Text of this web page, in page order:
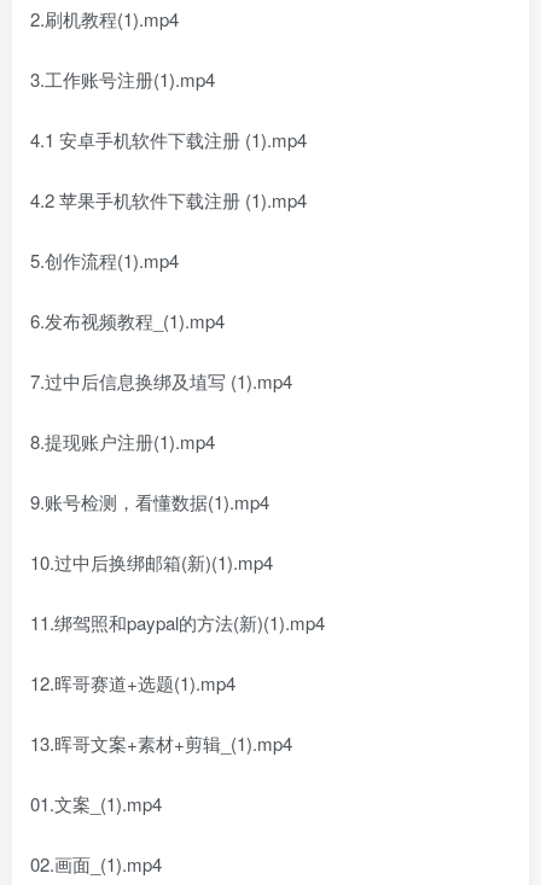
2.刷机教程(1).mp4
3.工作账号注册(1).mp4
4.1 安卓手机软件下载注册 (1).mp4
4.2 苹果手机软件下载注册 (1).mp4
5.创作流程(1).mp4
6.发布视频教程_(1).mp4
7.过中后信息换绑及埴写 (1).mp4
8.提现账户注册(1).mp4
9.账号检测，看懂数据(1).mp4
10.过中后换绑邮箱(新)(1).mp4
11.绑驾照和paypal的方法(新)(1).mp4
12.晖哥赛道+选题(1).mp4
13.晖哥文案+素材+剪辑_(1).mp4
01.文案_(1).mp4
02.画面_(1).mp4